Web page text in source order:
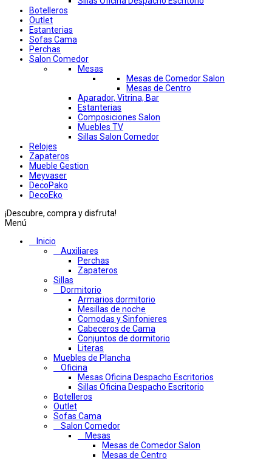
Botelleros
Outlet
Estanterias
Sofas Cama
Perchas
Salon Comedor
Mesas
Mesas de Comedor Salon
Mesas de Centro
Aparador, Vitrina, Bar
Estanterias
Composiciones Salon
Muebles TV
Sillas Salon Comedor
Relojes
Zapateros
Mueble Gestion
Meyvaser
DecoPako
DecoEko
¡Descubre, compra y disfruta!
Menú
Inicio
Auxiliares
Perchas
Zapateros
Sillas
Dormitorio
Armarios dormitorio
Mesillas de noche
Comodas y Sinfonieres
Cabeceros de Cama
Conjuntos de dormitorio
Literas
Muebles de Plancha
Oficina
Mesas Oficina Despacho Escritorios
Sillas Oficina Despacho Escritorio
Botelleros
Outlet
Sofas Cama
Salon Comedor
Mesas
Mesas de Comedor Salon
Mesas de Centro